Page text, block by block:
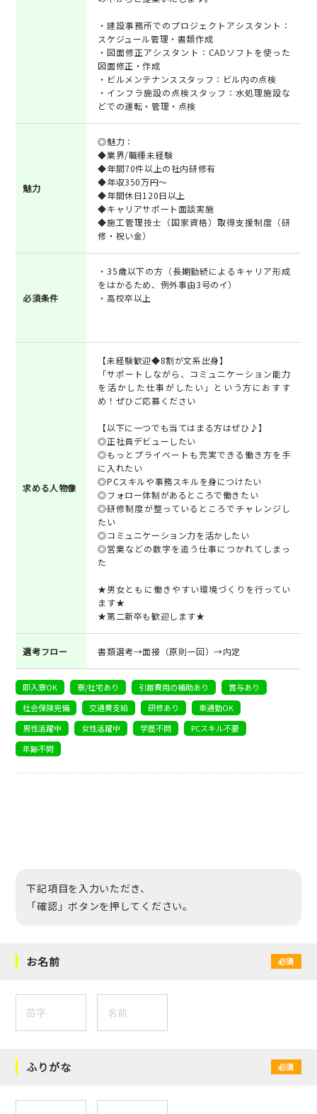
・建設事務所でのプロジェクトアシスタント：
スケジュール管理・書類作成
・図面修正アシスタント：CADソフトを使った
図面修正・作成
・ビルメンテナンススタッフ：ビル内の点検
・インフラ施設の点検スタッフ：水処理施設な
どでの運転・管理・点検
魅力
◎魅力：
◆業界/職種未経験
◆年間70件以上の社内研修有
◆年収350万円～
◆年間休日120日以上
◆キャリアサポート面談実施
◆施工管理技士（国家資格）取得支援制度（研
修・祝い金）
必須条件
・35歳以下の方（長期勤続によるキャリア形成
をはかるため、例外事由3号のイ）
・高校卒以上
求める人物像
【未経験歓迎◆8割が文系出身】
「サポートしながら、コミュニケーション能力
を活かした仕事がしたい」という方におすす
め！ぜひご応募ください
【以下に一つでも当てはまる方はぜひ♪】
◎正社員デビューしたい
◎もっとプライベートも充実できる働き方を手
に入れたい
◎PCスキルや事務スキルを身につけたい
◎フォロー体制があるところで働きたい
◎研修制度が整っているところでチャレンジし
たい
◎コミュニケーション力を活かしたい
◎営業などの数字を追う仕事につかれてしまっ
た
★男女ともに働きやすい環境づくりを行ってい
ます★
★第二新卒も歓迎します★
選考フロー 書類選考→面接（原則一回）→内定
即入寮OK 寮/社宅あり 引越費用の補助あり
賞与あり
社会保険完備
交通費支給 研修あり
車通勤OK
男性活躍中
女性活躍中 学歴不問
PCスキル不要
年齢不問
下記項目を入力いただき、
「確認」ボタンを押してください。
お名前 必須
ふりがな 必須